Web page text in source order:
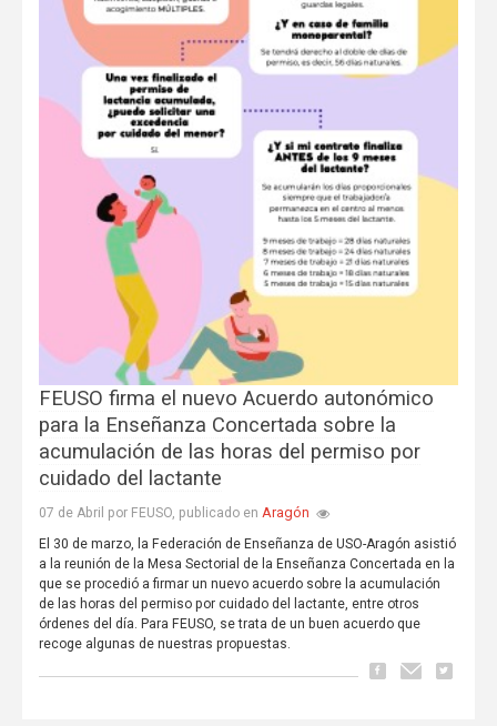
FEUSO firma el nuevo Acuerdo autonómico
para la Enseñanza Concertada sobre la
acumulación de las horas del permiso por
cuidado del lactante
07 de Abril por FEUSO, publicado en Aragón
El 30 de marzo, la Federación de Enseñanza de USO-Aragón asistió
a la reunión de la Mesa Sectorial de la Enseñanza Concertada en la
que se procedió a firmar un nuevo acuerdo sobre la acumulación
de las horas del permiso por cuidado del lactante, entre otros
órdenes del día. Para FEUSO, se trata de un buen acuerdo que
recoge algunas de nuestras propuestas.